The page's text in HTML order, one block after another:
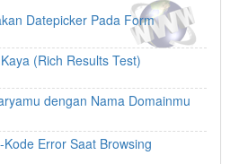
t
e
r
Datepicker Pada Form
(Rich Results Test)
dengan Nama Domainmu
Error Saat Browsing